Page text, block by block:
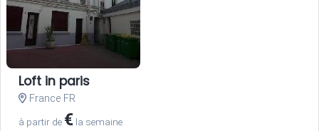
Loft in paris
France FR
à partir de € la semaine